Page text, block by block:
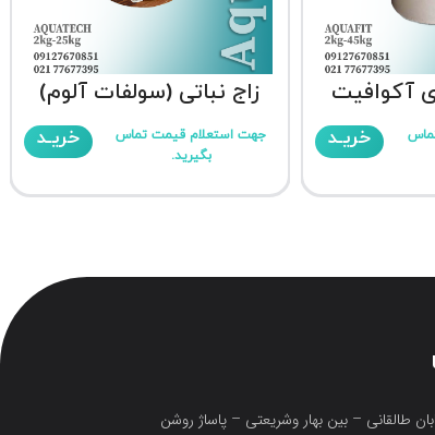
آکوافیت
خریـد
زاج نباتی (سولفات آلوم)
جهت استعلام قیمت تماس
بگیرید.
خریـد
طالقانی – بین بهار وشریعتی – پاساژ روشن